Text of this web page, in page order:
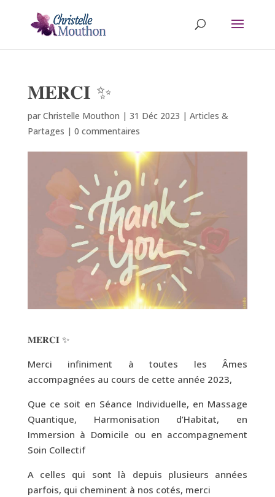
𝐌𝐄𝐑𝐂𝐈 ✨
par Christelle Mouthon | 31 Déc 2023 | Articles &
Partages | 0 commentaires
𝐌𝐄𝐑𝐂𝐈 ✨
Merci infiniment à toutes les Âmes
accompagnées au cours de cette année 2023,
Que ce soit en Séance Individuelle, en Massage
Quantique, Harmonisation d’Habitat, en
Immersion à Domicile ou en accompagnement
Soin Collectif
A celles qui sont là depuis plusieurs années
parfois, qui cheminent à nos cotés, merci